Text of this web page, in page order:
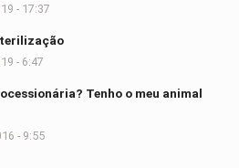
- 17:37
- 6:47
Tenho o meu animal
- 9:55